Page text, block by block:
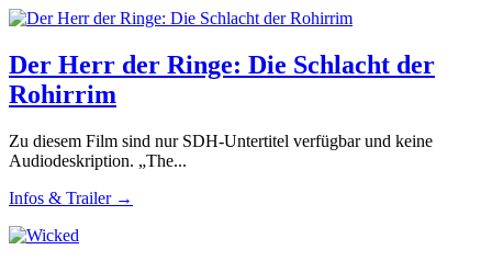
Der Herr der Ringe: Die Schlacht der
Rohirrim
Zu diesem Film sind nur SDH-Untertitel verfügbar und keine
Audiodeskription. „The...
Infos & Trailer →